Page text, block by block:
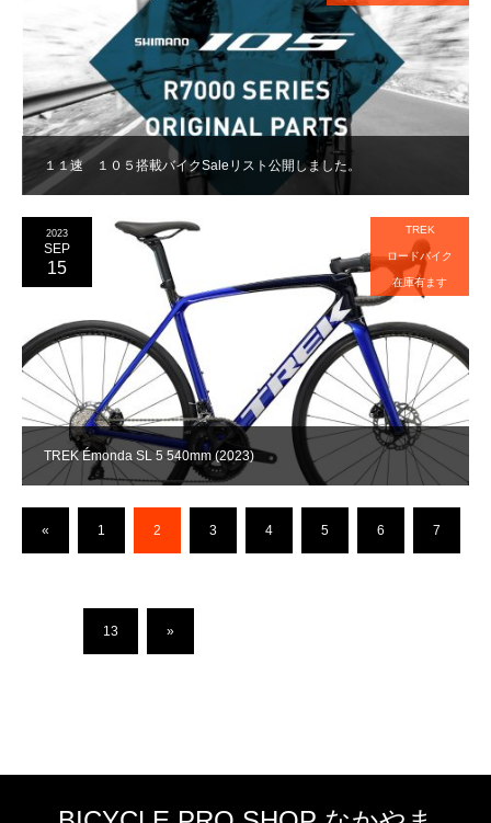
１１速 １０５搭載バイクSaleリスト公開しました。
TREK Émonda SL 5 540mm (2023)
2023
SEP
15
TREK
ロードバイク
在庫有ます
« 1 2 3 4 5 6 7
13 »